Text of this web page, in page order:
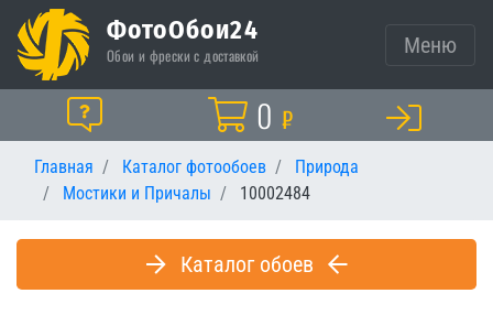
ФотоОбои24
Обои и фрески с доставкой Меню
Помощь Корзина
0 ₽
Главная Каталог фотообоев
Природа
Мостики и Причалы
10002484
Каталог обоев